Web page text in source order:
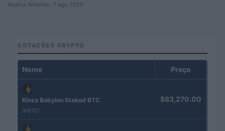
Beatriz Almeida · 7 ago 2026
COTAÇÕES CRYPTO
Nome Preço
Kinza Babylon Staked BTC
(KBTC)
$83,270.00